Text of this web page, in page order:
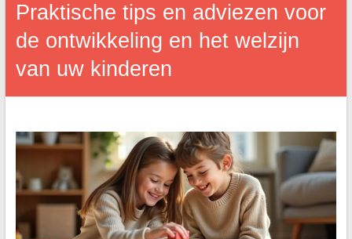
Praktische tips en adviezen voor
de ontwikkeling en het welzijn
van uw kinderen